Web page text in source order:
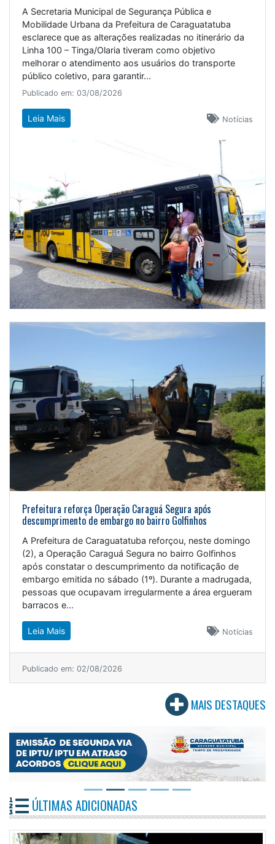
A Secretaria Municipal de Segurança Pública e
Mobilidade Urbana da Prefeitura de Caraguatatuba
esclarece que as alterações realizadas no itinerário da
Linha 100 – Tinga/Olaria tiveram como objetivo
melhorar o atendimento aos usuários do transporte
público coletivo, para garantir...
Publicado em: 03/08/2026
Notícias
Leia Mais
Prefeitura reforça Operação Caraguá Segura após
descumprimento de embargo no bairro Golfinhos
A Prefeitura de Caraguatatuba reforçou, neste domingo
(2), a Operação Caraguá Segura no bairro Golfinhos
após constatar o descumprimento da notificação de
embargo emitida no sábado (1º). Durante a madrugada,
pessoas que ocupavam irregularmente a área ergueram
barracos e...
Notícias
Leia Mais
Publicado em: 02/08/2026
MAIS DESTAQUES
ÚLTIMAS ADICIONADAS